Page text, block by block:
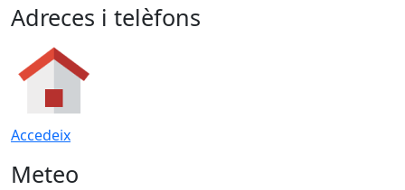
Adreces i telèfons
Accedeix
Meteo